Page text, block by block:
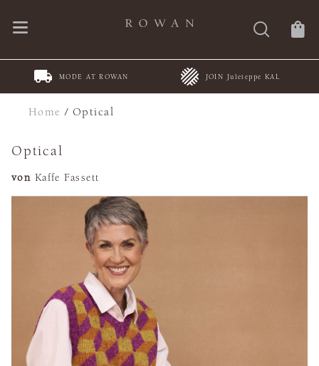
MODE AT ROWAN JOIN Juleteppe KAL
Home /Optical
Optical
von Kaffe Fassett